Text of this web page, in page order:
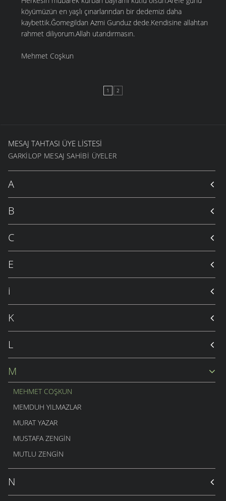
köyümüzün en yaşlı çınarlarından bir dedemizi daha
kaybettik.Ğomegildan Azmi Gunduz dede.Kendisine allahtan
rahmet diliyorum.Allah utandırmasın.
Mehmet Coşkun
1 2
MESAJ TAHTASI ÜYE LISTESI
GARKILOP MESAJ SAHIBI ÜYELER
A
B
C
E
i
K
L
M
MEHMET COŞKUN
MEMDUH YILMAZLAR
MURAT YAZAR
MUSTAFA ZENGIN
MUTLU ZENGIN
N